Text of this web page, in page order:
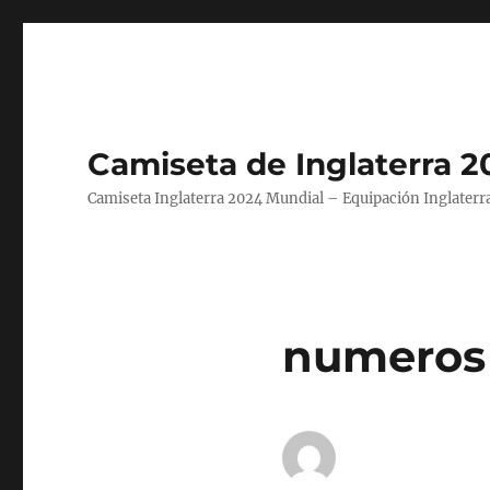
Camiseta de Inglaterra
Camiseta Inglaterra 2024 Mundial – Equipación